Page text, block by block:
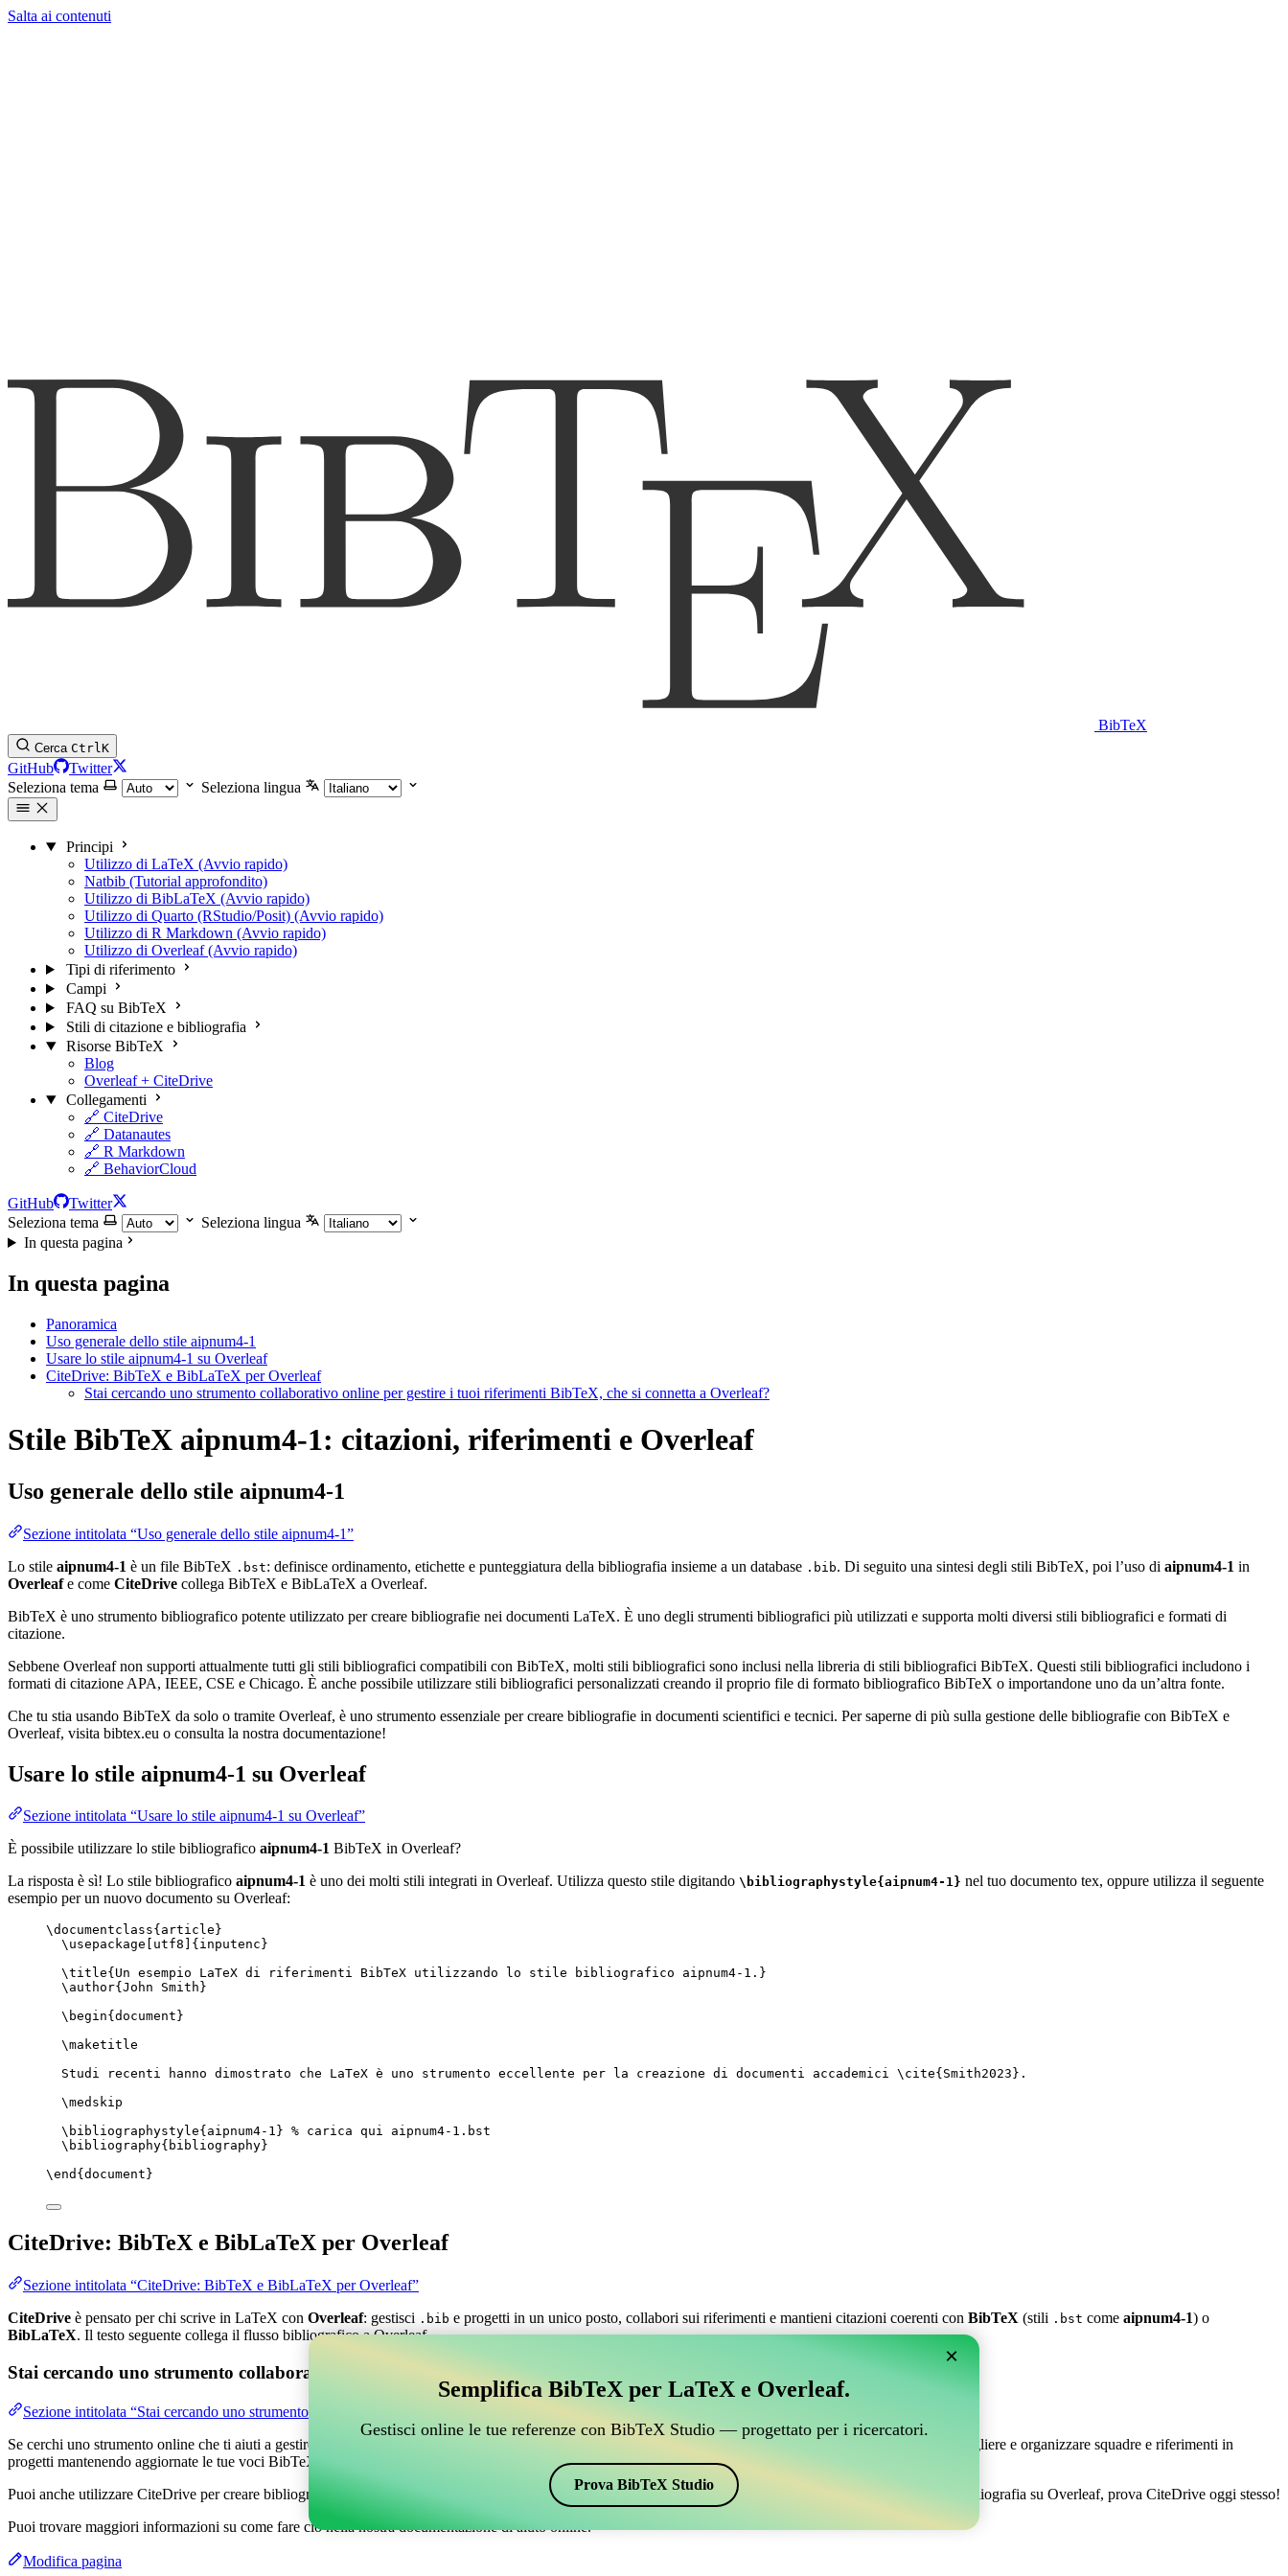
Salta ai contenuti
BibTeX
Cerca CtrlK
GitHub
Twitter
Seleziona tema
Seleziona lingua
Principi
Utilizzo di LaTeX (Avvio rapido)
Natbib (Tutorial approfondito)
Utilizzo di BibLaTeX (Avvio rapido)
Utilizzo di Quarto (RStudio/Posit) (Avvio rapido)
Utilizzo di R Markdown (Avvio rapido)
Utilizzo di Overleaf (Avvio rapido)
Tipi di riferimento
Campi
FAQ su BibTeX
Stili di citazione e bibliografia
Risorse BibTeX
Blog
Overleaf + CiteDrive
Collegamenti
🔗 CiteDrive
🔗 Datanautes
🔗 R Markdown
🔗 BehaviorCloud
GitHub
Twitter
Seleziona tema
Seleziona lingua
In questa pagina
In questa pagina
Panoramica
Uso generale dello stile aipnum4-1
Usare lo stile aipnum4-1 su Overleaf
CiteDrive: BibTeX e BibLaTeX per Overleaf
Stai cercando uno strumento collaborativo online per gestire i tuoi riferimenti BibTeX, che si connetta a Overleaf?
Stile BibTeX aipnum4-1: citazioni, riferimenti e Overleaf
Uso generale dello stile aipnum4-1
Sezione intitolata “Uso generale dello stile aipnum4-1”
Lo stile aipnum4-1 è un file BibTeX .bst: definisce ordinamento, etichette e punteggiatura della bibliografia insieme a un database .bib. Di seguito una sintesi degli stili BibTeX, poi l’uso di aipnum4-1 in
Overleafe come CiteDrive collega BibTeX e BibLaTeX a Overleaf.
BibTeX è uno strumento bibliografico potente utilizzato per creare bibliografie nei documenti LaTeX. È uno degli strumenti bibliografici più utilizzati e supporta molti diversi stili bibliografici e formati di
citazione.
Sebbene Overleaf non supporti attualmente tutti gli stili bibliografici compatibili con BibTeX, molti stili bibliografici sono inclusi nella libreria di stili bibliografici BibTeX. Questi stili bibliografici includono i
formati di citazione APA, IEEE, CSE e Chicago. È anche possibile utilizzare stili bibliografici personalizzati creando il proprio file di formato bibliografico BibTeX o importandone uno da un’altra fonte.
Che tu stia usando BibTeX da solo o tramite Overleaf, è uno strumento essenziale per creare bibliografie in documenti scientifici e tecnici. Per saperne di più sulla gestione delle bibliografie con BibTeX e
Overleaf, visita bibtex.eu o consulta la nostra documentazione!
Usare lo stile aipnum4-1 su Overleaf
Sezione intitolata “Usare lo stile aipnum4-1 su Overleaf”
È possibile utilizzare lo stile bibliografico aipnum4-1 BibTeX in Overleaf?
La risposta è sì! Lo stile bibliografico aipnum4-1 è uno dei molti stili integrati in Overleaf. Utilizza questo stile digitando \bibliographystyle{aipnum4-1} nel tuo documento tex, oppure utilizza il seguente
esempio per un nuovo documento su Overleaf:
\documentclass{ article }
\usepackage
utf8 ]{ inputenc }
\title{Un esempio LaTeX di riferimenti BibTeX utilizzando lo stile bibliografico aipnum4-1.}
\author{John Smith}
\begin{ document }
\maketitle
Studi recenti hanno dimostrato che LaTeX è uno strumento eccellente per la creazione di documenti accademici \cite{ Smith2023 }.
\medskip
\bibliographystyle{aipnum4-1} % carica qui aipnum4-1.bst
\bibliography{bibliography}
\end { document }
CiteDrive: BibTeX e BibLaTeX per Overleaf
Sezione intitolata “CiteDrive: BibTeX e BibLaTeX per Overleaf”
CiteDrive è pensato per chi scrive in LaTeX con Overleaf: gestisci .bib e progetti in un unico posto, collabori sui riferimenti e mantieni citazioni coerenti con BibTeX (stili .bst come aipnum4-1) o
BibLaTeX. Il testo seguente collega il flusso bibliografico a Overleaf.
Stai cercando uno strumento collaborativo online per gestire i tuoi riferimenti BibTeX, che si connetta a Overleaf?
Sezione intitolata “Stai cercando uno strumento collaborativo online per gestire i tuoi riferimenti BibTeX, che si connetta a Overleaf?”
Se cerchi uno strumento online che ti aiuti a gestire i tuoi riferimenti, citazioni e bibliografia su Overleaf, CiteDrive potrebbe essere perfetto! Ti permette di raccogliere e organizzare squadre e riferimenti in
progetti mantenendo aggiornate le tue voci BibTeX nel tuo progetto Overleaf.
Puoi anche utilizzare CiteDrive per creare bibliografie e citazioni in vari stili, incluso aipnum4-1. Quindi, se stai cercando un modo semplice per gestire la tua bibliografia su Overleaf, prova CiteDrive oggi stesso!
Puoi trovare maggiori informazioni su come fare ciò nella nostra documentazione di aiuto online.
Modifica pagina
×
Semplifica BibTeX per LaTeX e Overleaf.
Gestisci online le tue referenze con BibTeX Studio — progettato per i ricercatori.
Prova BibTeX Studio